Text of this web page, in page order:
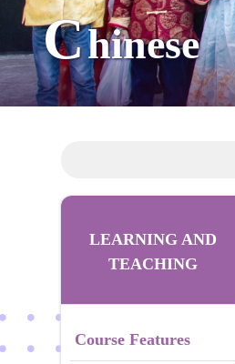
Chinese
LEARNING AND
TEACHING
Course Features